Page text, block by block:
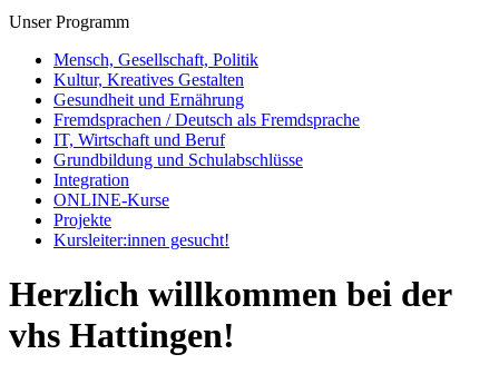
Unser Programm
Mensch, Gesellschaft, Politik
Kultur, Kreatives Gestalten
Gesundheit und Ernährung
Fremdsprachen / Deutsch als Fremdsprache
IT, Wirtschaft und Beruf
Grundbildung und Schulabschlüsse
Integration
ONLINE-Kurse
Projekte
Kursleiter:innen gesucht!
Herzlich willkommen bei der
vhs Hattingen!